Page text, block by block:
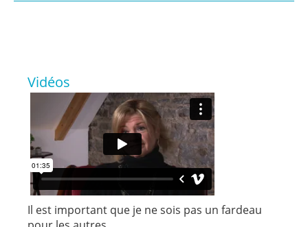
Vidéos
Il est important que je ne sois pas un fardeau